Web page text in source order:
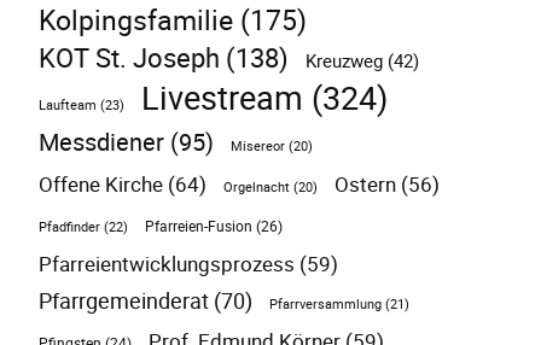
Kolpingsfamilie (175)
KOT St. Joseph (138) Kreuzweg (42)
Laufteam (23) Livestream (324)
Messdiener (95) Misereor (20)
Offene Kirche (64) Orgelnacht (20) Ostern (56)
Pfadfinder (22) Pfarreien-Fusion (26)
Pfarreientwicklungsprozess (59)
Pfarrgemeinderat (70) Pfarrversammlung (21)